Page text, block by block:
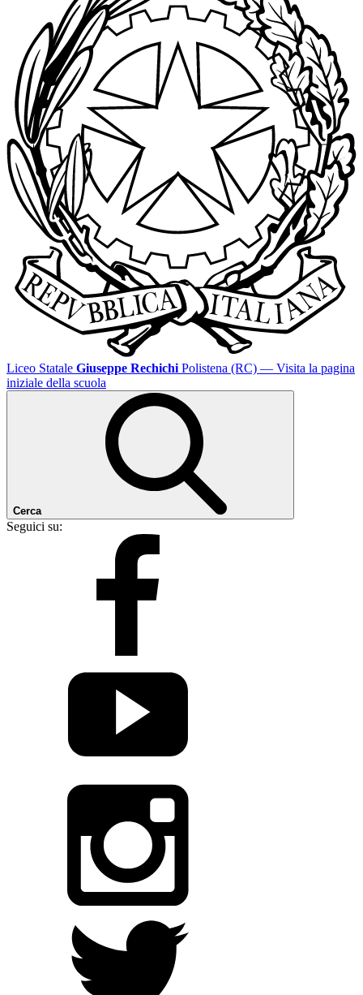
Liceo Statale Giuseppe Rechichi Polistena (RC) — Visita la pagina
iniziale della scuola
Cerca
Seguici su: